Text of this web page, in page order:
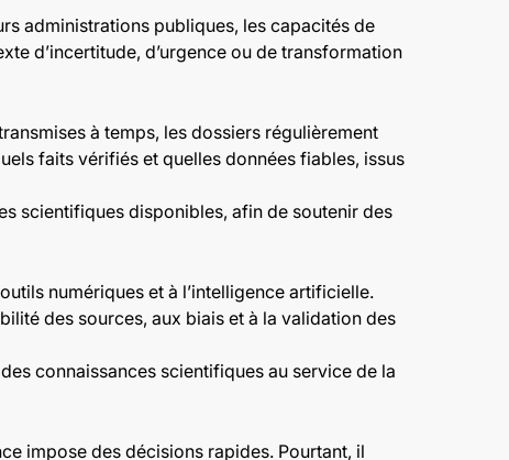
administrations publiques, les capacités de
d’incertitude, d’urgence ou de transformation
à temps, les dossiers régulièrement
faits vérifiés et quelles données fiables, issus
scientifiques disponibles, afin de soutenir des
numériques et à l’intelligence artificielle.
des sources, aux biais et à la validation des
connaissances scientifiques au service de la
impose des décisions rapides. Pourtant, il